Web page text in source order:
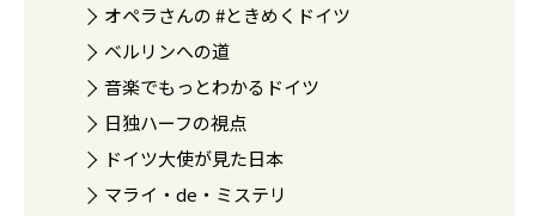
オペラさんの #ときめくドイツ
ベルリンへの道
音楽でもっとわかるドイツ
日独ハーフの視点
ドイツ大使が見た日本
マライ・de・ミステリ